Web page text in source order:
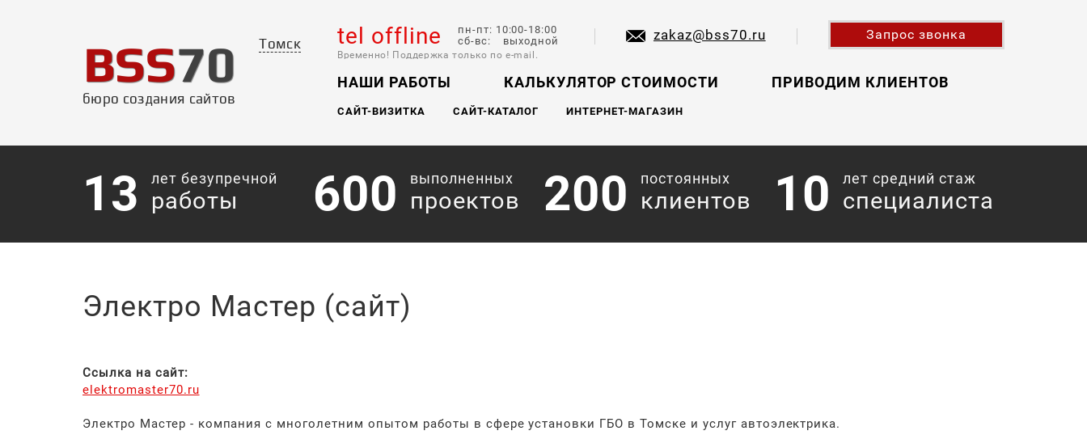
BSS70
бюро создания сайтов
Томск tel offline
пн-пт: 10:00-18:00
сб-вс: выходной
Временно! Поддержка только по e-mail.
zakaz@bss70.ru Запрос звонка
НАШИ РАБОТЫ КАЛЬКУЛЯТОР СТОИМОСТИ ПРИВОДИМ КЛИЕНТОВ
САЙТ-ВИЗИТКА САЙТ-КАТАЛОГ ИНТЕРНЕТ-МАГАЗИН
13 лет безупречной
работы 600 выполненных
проектов 200 постоянных
клиентов 10 лет средний стаж
специалиста
Электро Мастер (сайт)
Ссылка на сайт:
elektromaster70.ru
Электро Мастер - компания с многолетним опытом работы в сфере установки ГБО в Томске и услуг автоэлектрика.